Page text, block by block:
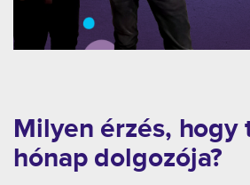
Milyen érzés, hogy
hónap dolgozója?